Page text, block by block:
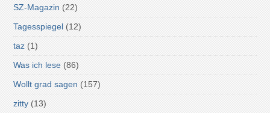
SZ-Magazin (22)
Tagesspiegel (12)
taz (1)
Was ich lese (86)
Wollt grad sagen (157)
zitty (13)